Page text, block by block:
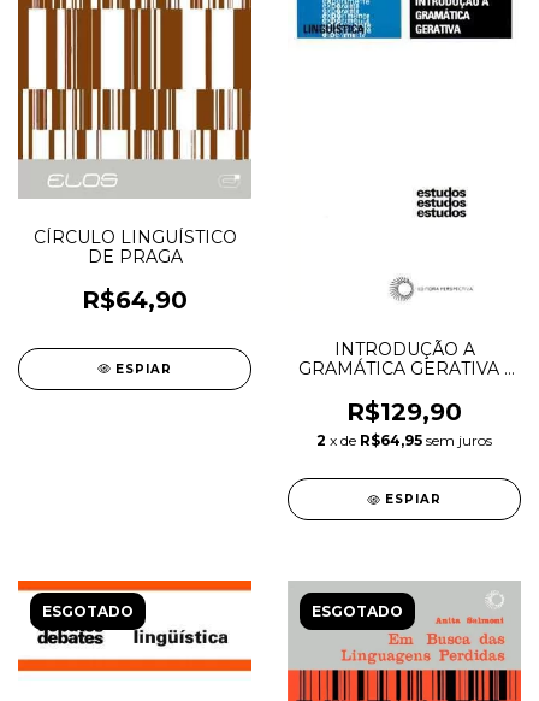
CÍRCULO LINGUÍSTICO
DE PRAGA
R$64,90
ESPIAR
INTRODUÇÃO A
GRAMÁTICA GERATIVA -
R$129,90
2 x de R$64,95 sem juros
ESPIAR
ESGOTADO ESGOTADO